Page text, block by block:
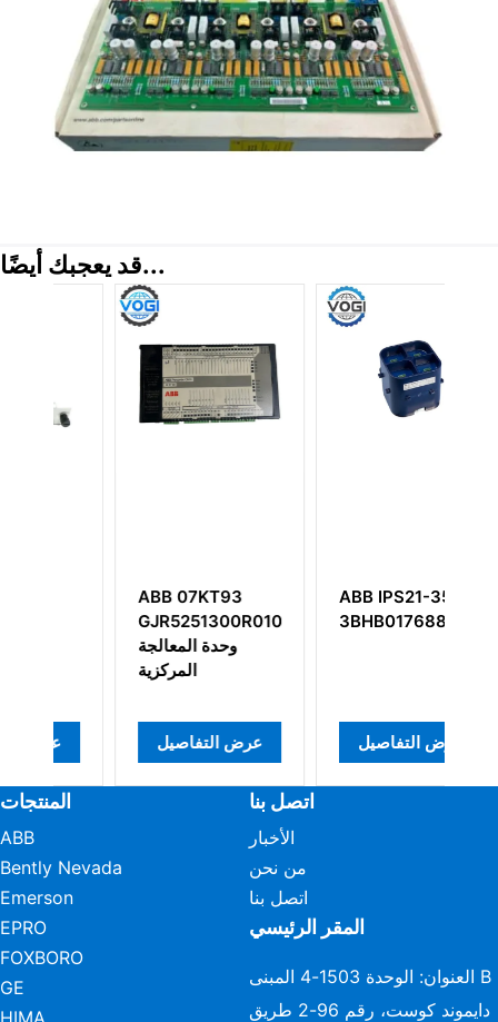
قد يعجبك أيضًا...
ABB 07KT93
GJR5251300R0101
وحدة المعالجة
عرض التفاصيل
ABB IPS21-35AD
3BHB017688R0001
عرض التفاصيل
المنتجات
ABB
Bently Nevada
Emerson
EPRO
FOXBORO
GE
اتصل بنا
الأخبار
من نحن
اتصل بنا
المقر الرئيسي
العنوان: الوحدة 1503-4 المبنى B
دايموند كوست، رقم 96-2 طريق